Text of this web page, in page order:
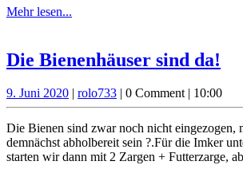
Mehr lesen...
Die Bienenhäuser sind da!
9. Juni 20209.
Juni
2020
| rolo733rolo733
| 0 Comment | 10:00
Die Bienen sind zwar noch nicht eingezogen,
demnächst abholbereit sein ?.Für die Imker
starten wir dann mit 2 Zargen + Futterzarge,